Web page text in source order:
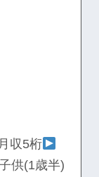
収5桁
供(1歳半)